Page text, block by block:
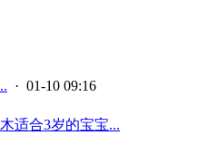
· 01-10 09:16
适合3岁的宝宝...